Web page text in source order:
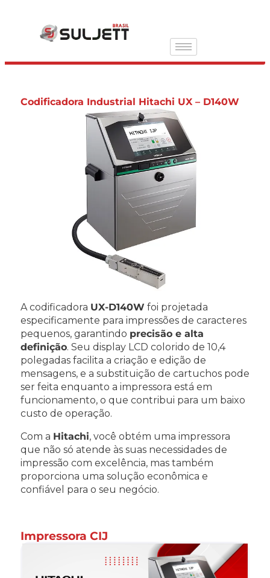
Codificadora Industrial Hitachi UX – D140W
A codificadora UX-D140W foi projetada
especificamente para impressões de caracteres
pequenos, garantindo precisão e alta
definição. Seu display LCD colorido de 10,4
polegadas facilita a criação e edição de
mensagens, e a substituição de cartuchos pode
ser feita enquanto a impressora está em
funcionamento, o que contribui para um baixo
custo de operação.
Com a Hitachi, você obtém uma impressora
que não só atende às suas necessidades de
impressão com excelência, mas também
proporciona uma solução econômica e
confiável para o seu negócio.
Impressora CIJ